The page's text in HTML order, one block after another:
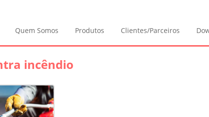
Quem Somos Produtos Clientes/Parceiros
incêndio